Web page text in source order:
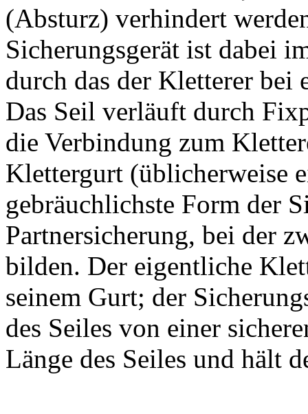
(Absturz) verhindert
Sicherungsgerät ist dabei
durch das der Kletterer bei
Das Seil verläuft durch
die Verbindung zum
Klettergurt (üblicherweise
gebräuchlichste Form der
Partnersicherung, bei der
bilden. Der eigentliche
seinem Gurt; der
des Seiles von einer
Länge des Seiles und hält